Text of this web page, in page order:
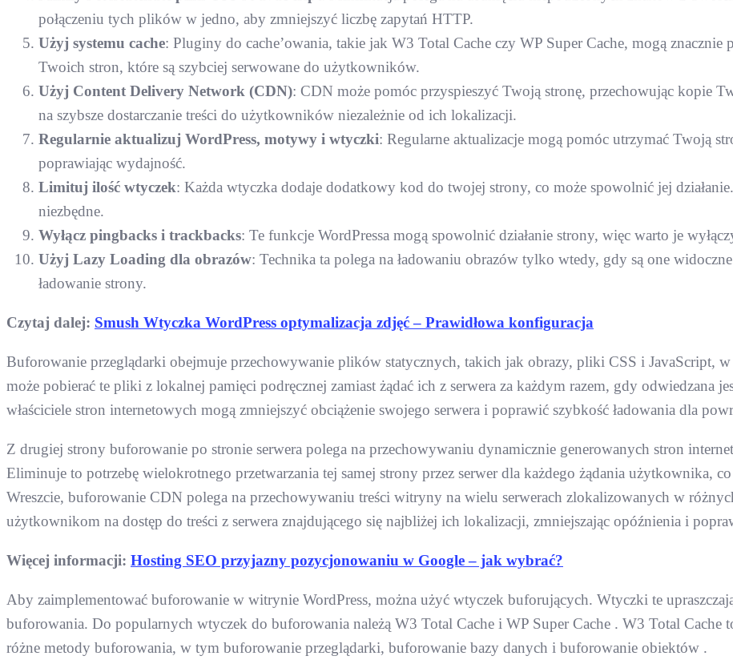
połączeniu tych plików w jedno, aby zmniejszyć liczbę zapytań HTTP.
Użyj systemu cache: Pluginy do cache’owania, takie jak W3 Total Cache czy WP Super Cache, mogą
Twoich stron, które są szybciej serwowane do użytkowników.
Użyj Content Delivery Network (CDN): CDN może pomóc przyspieszyć Twoją stronę, przechowując kopie
na szybsze dostarczanie treści do użytkowników niezależnie od ich lokalizacji.
Regularnie aktualizuj WordPress, motywy i wtyczki: Regularne aktualizacje mogą pomóc utrzymać Twoją
poprawiając wydajność.
Limituj ilość wtyczek: Każda wtyczka dodaje dodatkowy kod do twojej strony, co może spowolnić jej
niezbędne.
Wyłącz pingbacks i trackbacks: Te funkcje WordPressa mogą spowolnić działanie strony, więc warto je
Użyj Lazy Loading dla obrazów: Technika ta polega na ładowaniu obrazów tylko wtedy, gdy są one
ładowanie strony.
Czytaj dalej: Smush Wtyczka WordPress optymalizacja zdjęć – Prawidłowa konfiguracja
Buforowanie przeglądarki obejmuje przechowywanie plików statycznych, takich jak obrazy, pliki CSS i JavaScript,
może pobierać te pliki z lokalnej pamięci podręcznej zamiast żądać ich z serwera za każdym razem, gdy odwiedzana
właściciele stron internetowych mogą zmniejszyć obciążenie swojego serwera i poprawić szybkość ładowania dla
Z drugiej strony buforowanie po stronie serwera polega na przechowywaniu dynamicznie generowanych stron
Eliminuje to potrzebę wielokrotnego przetwarzania tej samej strony przez serwer dla każdego żądania użytkownika,
Wreszcie, buforowanie CDN polega na przechowywaniu treści witryny na wielu serwerach zlokalizowanych w
użytkownikom na dostęp do treści z serwera znajdującego się najbliżej ich lokalizacji, zmniejszając opóźnienia i
Więcej informacji: Hosting SEO przyjazny pozycjonowaniu w Google – jak wybrać?
Aby zaimplementować buforowanie w witrynie WordPress, można użyć wtyczek buforujących. Wtyczki te
buforowania. Do popularnych wtyczek do buforowania należą W3 Total Cache i WP Super Cache . W3 Total Cache
różne metody buforowania, w tym buforowanie przeglądarki, buforowanie bazy danych i buforowanie obiektów .